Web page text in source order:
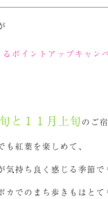
るポイントアップキャン
と１１月上旬のご
紅葉を楽しめて、
気持ち良く感じる季節で
カでのまち歩きもはとて